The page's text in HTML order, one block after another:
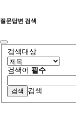
질문답변 검색
검색대상
검색어 필수
검색